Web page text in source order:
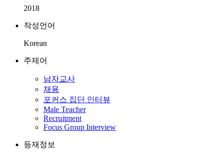
2018
작성언어
Korean
주제어
남자교사
채용
포커스 집단 인터뷰
Male Teacher
Recruitment
Focus Group Interview
등재정보